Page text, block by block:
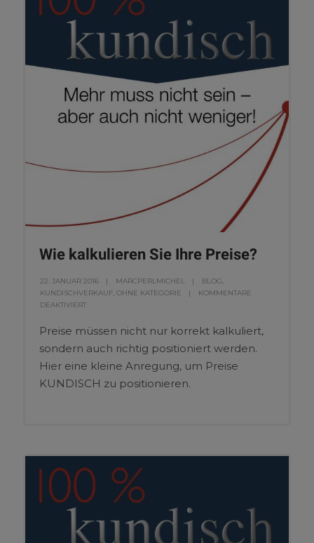
Wie kalkulieren Sie Ihre Preise?
22. JANUAR 2016 MARCPERLMICHEL BLOG,
KUNDISCHVERKAUF, OHNE KATEGORIE
KOMMENTARE
DEAKTIVIERT
Preise müssen nicht nur korrekt kalkuliert,
sondern auch richtig positioniert werden.
Hier eine kleine Anregung, um Preise
KUNDISCH zu positionieren.